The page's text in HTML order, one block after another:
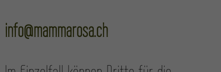
info@mammarosa.ch